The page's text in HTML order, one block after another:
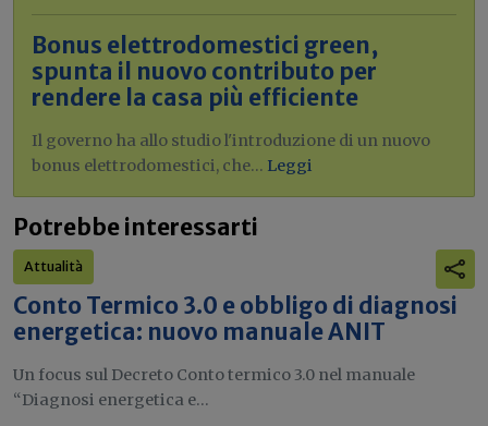
Bonus elettrodomestici green,
spunta il nuovo contributo per
rendere la casa più efficiente
Il governo ha allo studio l'introduzione di un nuovo
bonus elettrodomestici, che... Leggi
Potrebbe interessarti
Attualità
Conto Termico 3.0 e obbligo di diagnosi
energetica: nuovo manuale ANIT
Un focus sul Decreto Conto termico 3.0 nel manuale
“Diagnosi energetica e...